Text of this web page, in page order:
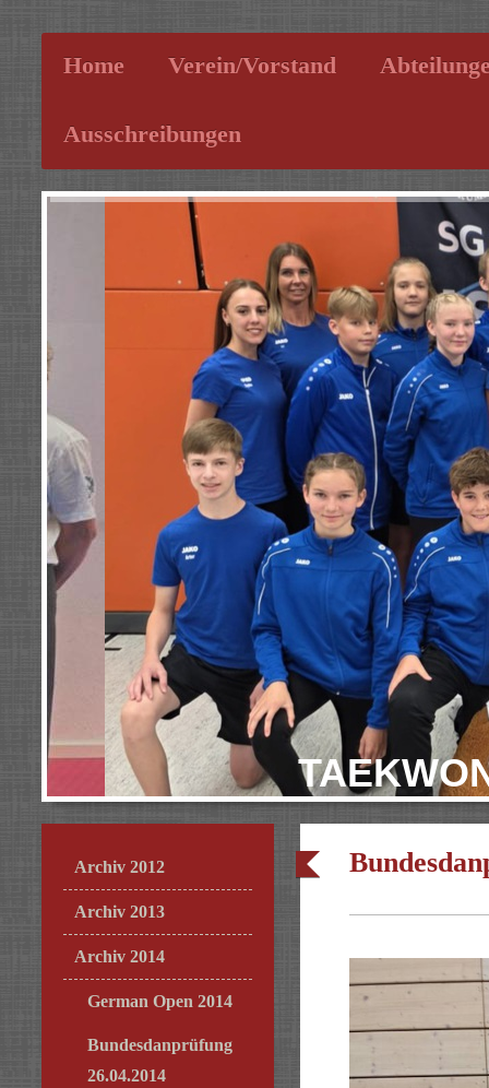
Home Verein/Vorstand
Ausschreibungen
Archiv 2012
Archiv 2013
Archiv 2014
German Open 2014
Bundesdanprüfung
26.04.2014